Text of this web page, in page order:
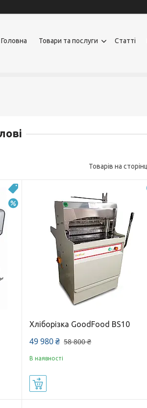
Головна Товари та послуги Статті
Хліборізка GoodFood BS10
49 980 ₴ 58 800 ₴
В наявності